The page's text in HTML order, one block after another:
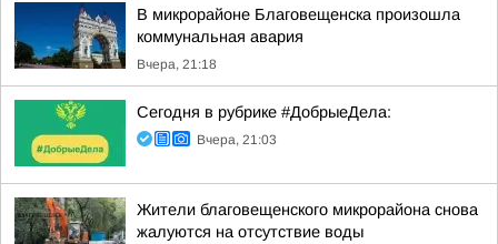
В микрорайоне Благовещенска произошла
коммунальная авария
Вчера, 21:18
Сегодня в рубрике #ДобрыеДела:
Вчера, 21:03
Жители благовещенского микрорайона снова
жалуются на отсутствие воды